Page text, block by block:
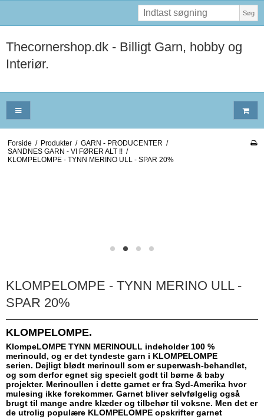
Søg
Thecornershop.dk - Billigt Garn, hobby og
Interiør.
Forside / Produkter / GARN - PRODUCENTER /
SANDNES GARN - VI FØRER ALT !! /
KLOMPELOMPE - TYNN MERINO ULL - SPAR 20%
KLOMPELOMPE - TYNN MERINO ULL -
SPAR 20%
KLOMPELOMPE.
KlompeLOMPE TYNN MERINOULL indeholder 100 %
merinould, og er det tyndeste garn i KLOMPELOMPE
serien. Dejligt blødt merinoull som er superwash-behandlet,
og som derfor egnet sig specielt godt til børne & baby
projekter. Merinoullen i dette garnet er fra Syd-Amerika hvor
mulesing ikke forekommer. Garnet bliver selvfølgelig også
brugt til mange andre klæder og tilbehør til voksne. Men det er
de utrolig populære KLOMPELOMPE opskrifter garnet